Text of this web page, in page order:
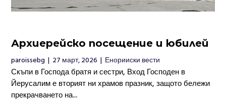
Архиерейско посещение и юбилей
paroissebg | 27 март, 2026 | Енорииски вести
Скъпи в Господа братя и сестри, Вход Господен в
Йерусалим е вторият ни храмов празник, защото бележи
прекрачването на...